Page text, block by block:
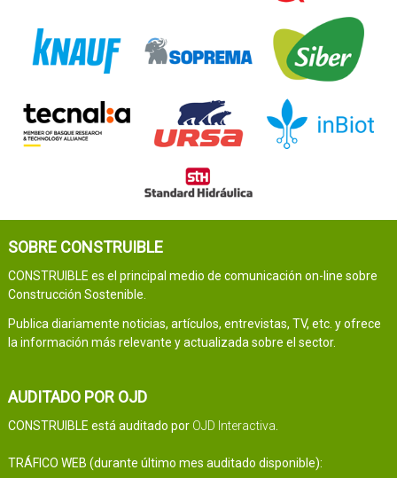
SOBRE CONSTRUIBLE
CONSTRUIBLE es el principal medio de comunicación on-line sobre
Construcción Sostenible.
Publica diariamente noticias, artículos, entrevistas, TV, etc. y ofrece
la información más relevante y actualizada sobre el sector.
AUDITADO POR OJD
CONSTRUIBLE está auditado por OJD Interactiva
TRÁFICO WEB (durante último mes auditado disponible):